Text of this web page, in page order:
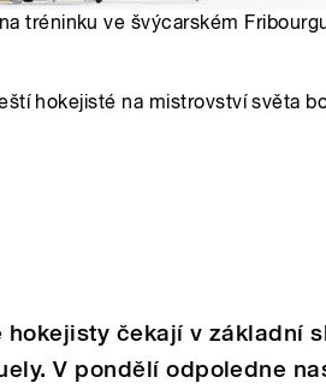
tréninku ve švýcarském
hokejisté na mistrovství světa
hokejisty čekají v základní
V pondělí odpoledne